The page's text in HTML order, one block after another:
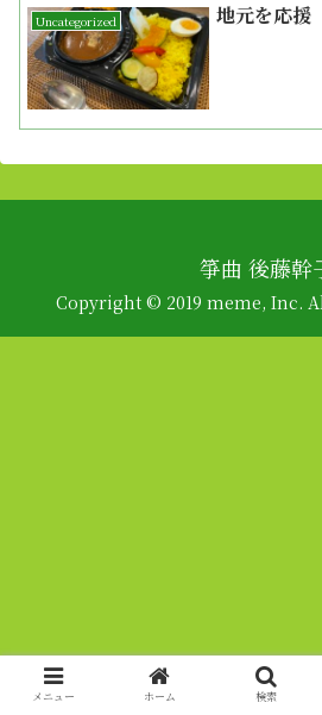
Uncategorized 地元を応
箏曲 後藤幹
Copyright © 2019 meme, Inc.
メニュー ホーム 検索